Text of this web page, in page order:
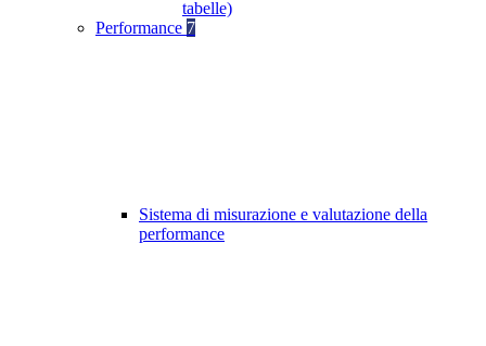
tabelle)
Performance 7
Sistema di misurazione e valutazione della
performance